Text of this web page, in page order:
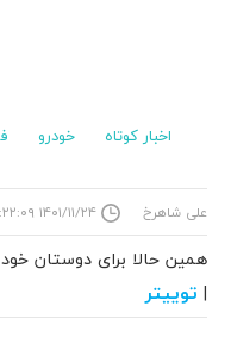
اخبار کوتاه خودرو
علی شاهرخ ۱۴۰۱/۱۱/۲۴ ۱۷:۲۲:۰۹
همین حالا برای دوستان
| توییتر